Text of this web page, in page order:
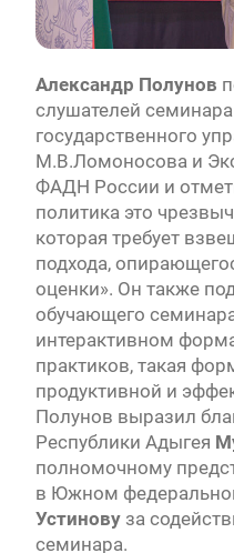
Александр Полунов
слушателей
государственного
М.В.Ломоносова и
ФАДН России и
политика это
которая требует
подхода,
оценки». Он также
обучающего
интерактивном
практиков, такая
продуктивной и
Полунов выразил
Республики Адыгея
полномочному
в Южном
Устиновуза
семинара.